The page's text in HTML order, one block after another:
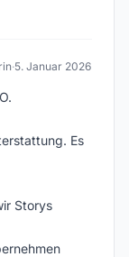
·5. Januar 2026
Es
Storys